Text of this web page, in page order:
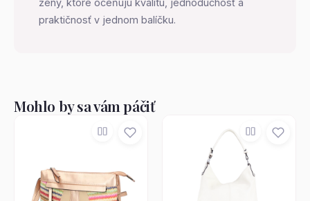
praktičnosť v jednom balíčku.
Mohlo by sa vám páčiť